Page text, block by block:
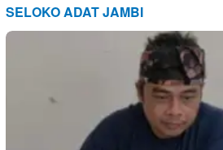
SELOKO ADAT JAMBI